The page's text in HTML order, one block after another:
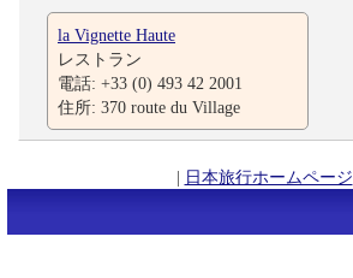
la Vignette Haute
レストラン
電話: +33 (0) 493 42 2001
住所: 370 route du Village
| 日本旅行ホームページ